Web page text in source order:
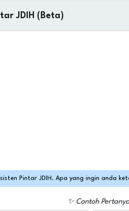
JDIH (Beta)
✨ Contoh
Pintar JDIH. Apa yang ingin anda